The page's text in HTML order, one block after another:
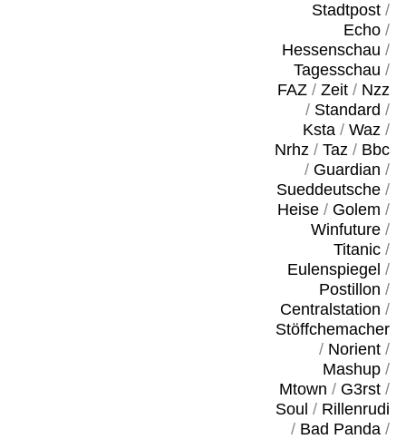
Stadtpost/
Echo/
Hessenschau /
Tagesschau /
FAZ/ Zeit/ Nzz
/ Standard /
Ksta/ Waz/
Nrhz/ Taz/ Bbc
/ Guardian /
Sueddeutsche/
Heise/ Golem /
Winfuture/
Titanic/
Eulenspiegel /
Postillon /
Centralstation /
Stöffchemacher
/ Norient/
Mashup/
Mtown / G3rst/
Soul / Rillenrudi
/ Bad Panda/